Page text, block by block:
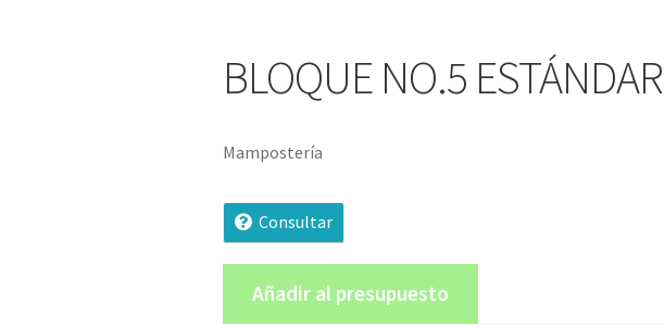
BLOQUE NO.5 ESTÁNDAR
Mampostería
Consultar
Añadir al presupuesto